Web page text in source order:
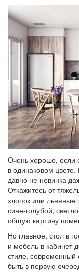
Очень хорошо, если
в одинаковом
давно не новинка
Откажитесь от
хлопок или льняные
сине-голубой,
общую картину
Но главное, стол в
и мебель в кабинет
стиле,
быть в первую